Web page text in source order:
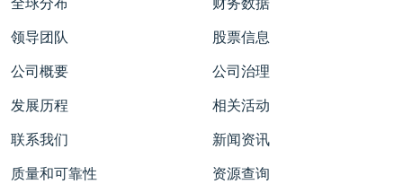
领导团队
公司概要
发展历程
联系我们
质量和可靠性
股票信息
公司治理
相关活动
新闻资讯
资源查询